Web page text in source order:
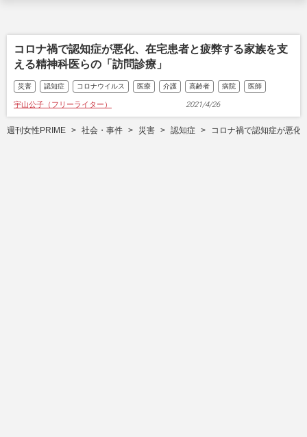
コロナ禍で認知症が悪化、在宅患者と疲弊する家族を支
える精神科医らの「訪問診療」
災害 認知症 コロナウイルス 医療 介護 高齢者 病院 医師
宇山公子（フリーライター） 2021/4/26
週刊女性PRIME 社会・事件 災害 認知症 コロナ禍で認知症が悪化